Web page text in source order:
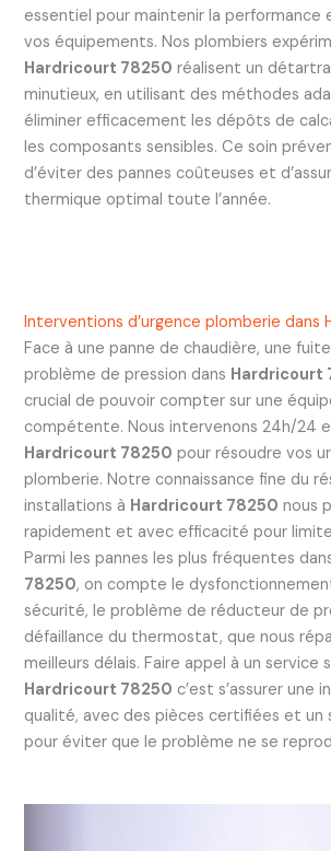
essentiel pour maintenir la performance
vos équipements. Nos plombiers
Hardricourt 78250 réalisent un
minutieux, en utilisant des méthodes
éliminer efficacement les dépôts de
les composants sensibles. Ce soin
d’éviter des pannes coûteuses et
thermique optimal toute l’année.
Interventions d’urgence plomberie dans
Face à une panne de chaudière, une fuite
problème de pression dans Hardricourt
crucial de pouvoir compter sur une
compétente. Nous intervenons 24h/24
Hardricourt 78250 pour résoudre vos
plomberie. Notre connaissance fine du
installations à Hardricourt 78250 nous
rapidement et avec efficacité pour
Parmi les pannes les plus fréquentes
78250, on compte le
sécurité, le problème de réducteur de
défaillance du thermostat, que nous
meilleurs délais. Faire appel à un service
Hardricourt 78250 c’est s’assurer une
qualité, avec des pièces certifiées et un
pour éviter que le problème ne se